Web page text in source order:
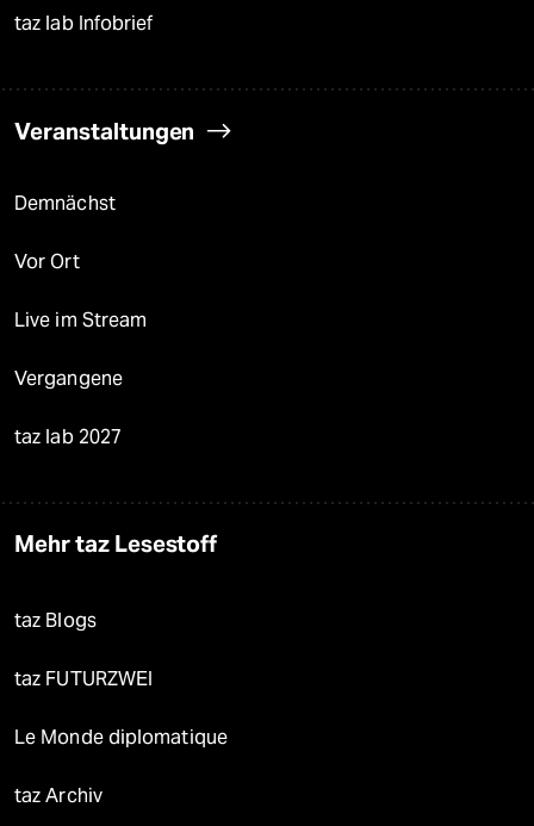
taz lab Infobrief
Veranstaltungen
Demnächst
Vor Ort
Live im Stream
Vergangene
taz lab 2027
Mehr taz Lesestoff
taz Blogs
taz FUTURZWEI
Le Monde diplomatique
taz Archiv